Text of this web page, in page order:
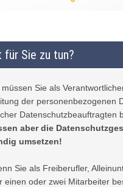
für Sie zu tun?
Sie als
der personenbezogenen
Datenschutzbeauftragten
aber die
umsetzen!
Sie als Freiberufler,
einen oder zwei Mitarbeiter